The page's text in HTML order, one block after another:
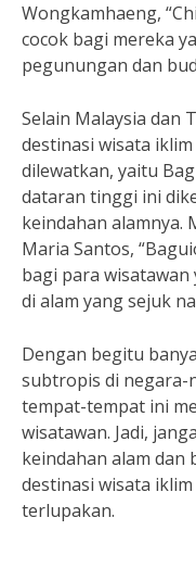
Wongkamhaeng,
cocok bagi mereka
pegunungan dan
Selain Malaysia dan
destinasi wisata
dilewatkan, yaitu
dataran tinggi ini
keindahan alamnya.
Maria Santos,
bagi para
di alam yang sejuk
Dengan begitu
subtropis di negara-
tempat-tempat ini
wisatawan. Jadi,
keindahan alam dan
destinasi wisata
terlupakan.